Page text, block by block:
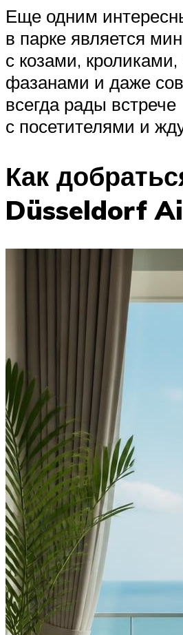
Еще одним
в парке является
с козами,
фазанами и даже
всегда рады встрече
с посетителями и
Как
Düsseldorf